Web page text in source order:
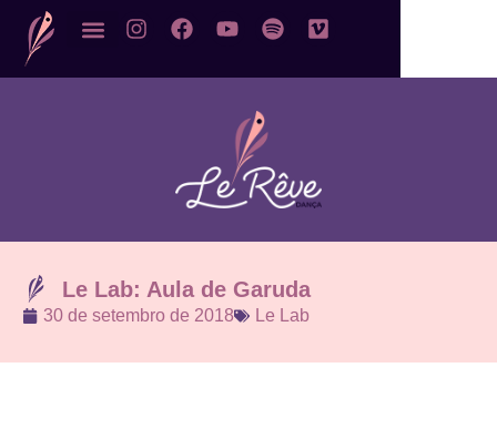
Le Lab: Aula de Garuda
30 de setembro de 2018 Le Lab